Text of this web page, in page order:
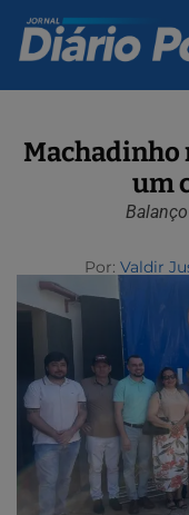
Machadinho
um
Por: Valdir